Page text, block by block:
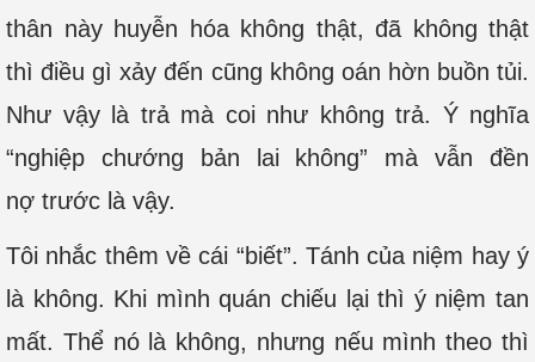
thân này huyễn hóa không thật, đã không thật
thì điều gì xảy đến cũng không oán hờn buồn tủi.
Như vậy là trả mà coi như không trả. Ý nghĩa
“nghiệp chướng bản lai không” mà vẫn đền
nợ trước là vậy.
Tôi nhắc thêm về cái “biết”. Tánh của niệm hay ý
là không. Khi mình quán chiếu lại thì ý niệm tan
mất. Thể nó là không, nhưng nếu mình theo thì